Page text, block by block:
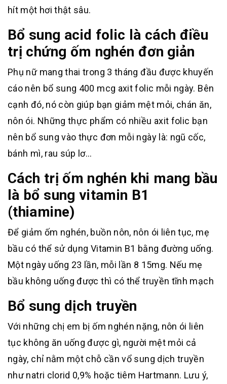
hít một hơi thật sâu.
Bổ sung acid folic là cách điều
trị chứng ốm nghén đơn giản
Phụ nữ mang thai trong 3 tháng đầu được khuyến
cáo nên bổ sung 400 mcg axit folic mỗi ngày. Bên
cạnh đó, nó còn giúp bạn giảm mệt mỏi, chán ăn,
nôn ói. Những thực phẩm có nhiều axit folic bạn
nên bổ sung vào thực đơn mỗi ngày là: ngũ cốc,
bánh mì, rau súp lơ…
Cách trị ốm nghén khi mang bầu
là bổ sung vitamin B1
(thiamine)
Để giảm ốm nghén, buồn nôn, nôn ói liên tục, mẹ
bầu có thể sử dụng Vitamin B1 bằng đường uống.
Một ngày uống 23 lần, mỗi lần 8 15mg. Nếu mẹ
bầu không uống được thì có thể truyền tĩnh mạch
Bổ sung dịch truyền
Với những chị em bị ốm nghén nặng, nôn ói liên
tục không ăn uống được gì, người mệt mỏi cả
ngày, chỉ nằm một chỗ cần vổ sung dịch truyền
như natri clorid 0,9% hoặc tiêm Hartmann. Lưu ý,